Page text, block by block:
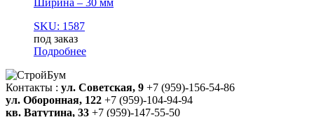
SKU: 1587
под заказ
Подробнее
Контакты : ул. Советская, 9 +7 (959)-156-54-86
ул. Оборонная, 122 +7 (959)-104-94-94
кв. Ватутина, 33 +7 (959)-147-55-50